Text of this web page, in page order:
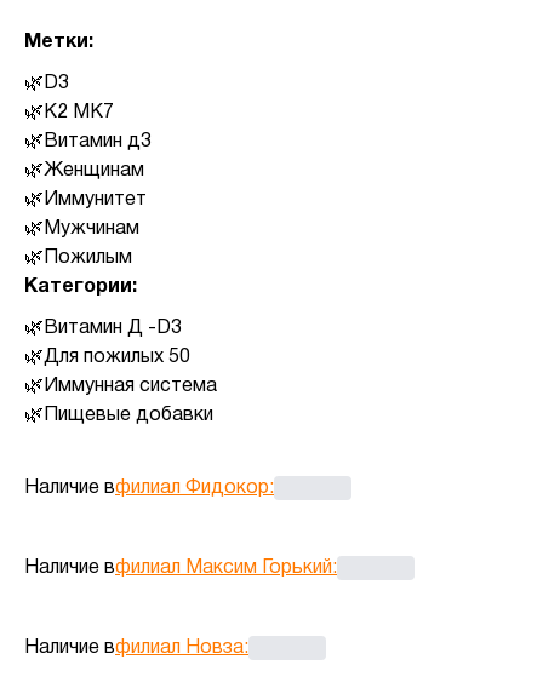
Метки:
D3
K2 MK7
Витамин д3
Женщинам
Иммунитет
Мужчинам
Пожилым
Категории:
Витамин Д -D3
Для пожилых 50
Иммунная система
Пищевые добавки
Наличие вфилиал Фидокор:
Наличие вфилиал Максим Горький:
Наличие вфилиал Новза: